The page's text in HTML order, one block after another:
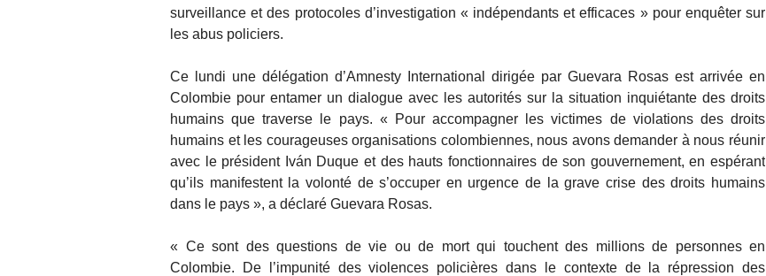
surveillance et des protocoles d’investigation « indépendants et efficaces » pour enquêter sur
les abus policiers.
Ce lundi une délégation d’Amnesty International dirigée par Guevara Rosas est arrivée en
Colombie pour entamer un dialogue avec les autorités sur la situation inquiétante des droits
humains que traverse le pays. « Pour accompagner les victimes de violations des droits
humains et les courageuses organisations colombiennes, nous avons demander à nous réunir
avec le président Iván Duque et des hauts fonctionnaires de son gouvernement, en espérant
qu’ils manifestent la volonté de s’occuper en urgence de la grave crise des droits humains
dans le pays », a déclaré Guevara Rosas.
« Ce sont des questions de vie ou de mort qui touchent des millions de personnes en
Colombie. De l’impunité des violences policières dans le contexte de la répression des